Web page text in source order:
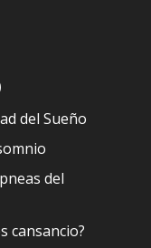
del Sueño
del
cansancio?